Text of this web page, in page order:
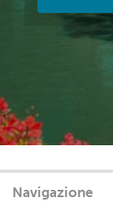
Navigazione